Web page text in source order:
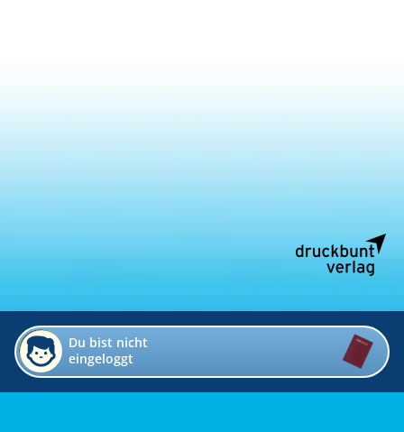
Du bist nicht
eingeloggt